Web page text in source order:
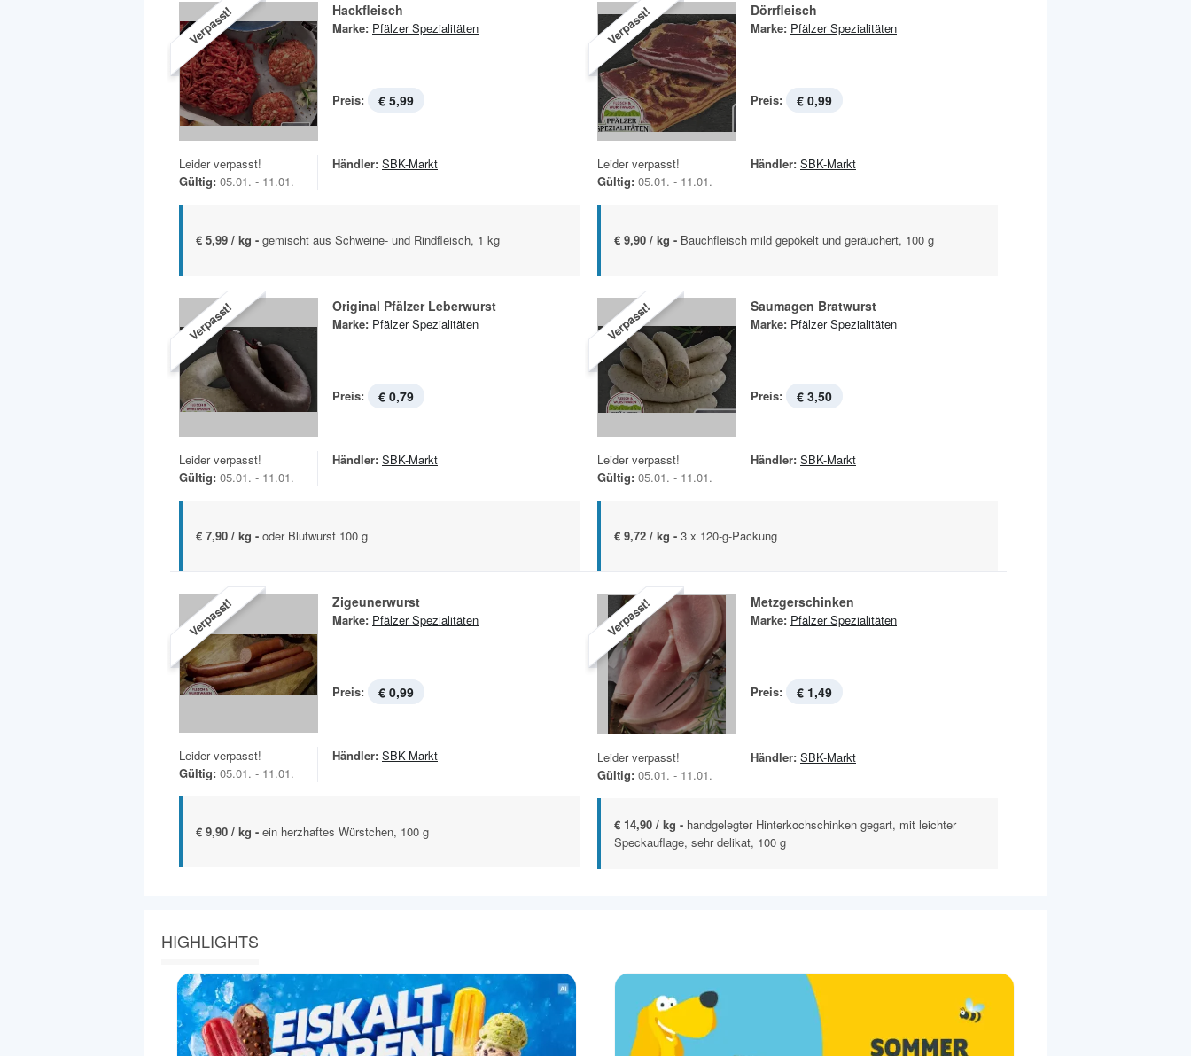
Verpasst! Hackfleisch
Marke: Pfälzer Spezialitäten
Preis: € 5,99
Leider verpasst!
Gültig: 05.01. - 11.01.
Händler: SBK-Markt
€ 5,99 / kg - gemischt aus Schweine- und Rindfleisch, 1 kg
Verpasst! Dörrfleisch
Marke: Pfälzer Spezialitäten
Preis: € 0,99
Leider verpasst!
Gültig: 05.01. - 11.01.
Händler: SBK-Markt
€ 9,90 / kg - Bauchfleisch mild gepökelt und geräuchert, 100 g
Verpasst! Original Pfälzer Leberwurst
Marke: Pfälzer Spezialitäten
Preis: € 0,79
Leider verpasst!
Gültig: 05.01. - 11.01.
Händler: SBK-Markt
€ 7,90 / kg - oder Blutwurst 100 g
Verpasst! Saumagen Bratwurst
Marke: Pfälzer Spezialitäten
Preis: € 3,50
Leider verpasst!
Gültig: 05.01. - 11.01.
Händler: SBK-Markt
€ 9,72 / kg - 3 x 120-g-Packung
Verpasst! Zigeunerwurst
Marke: Pfälzer Spezialitäten
Preis: € 0,99
Leider verpasst!
Gültig: 05.01. - 11.01.
Händler: SBK-Markt
€ 9,90 / kg - ein herzhaftes Würstchen, 100 g
Verpasst! Metzgerschinken
Marke: Pfälzer Spezialitäten
Preis: € 1,49
Leider verpasst!
Gültig: 05.01. - 11.01.
Händler: SBK-Markt
€ 14,90 / kg - handgelegter Hinterkochschinken gegart, mit leichter
Speckauflage, sehr delikat, 100 g
HIGHLIGHTS